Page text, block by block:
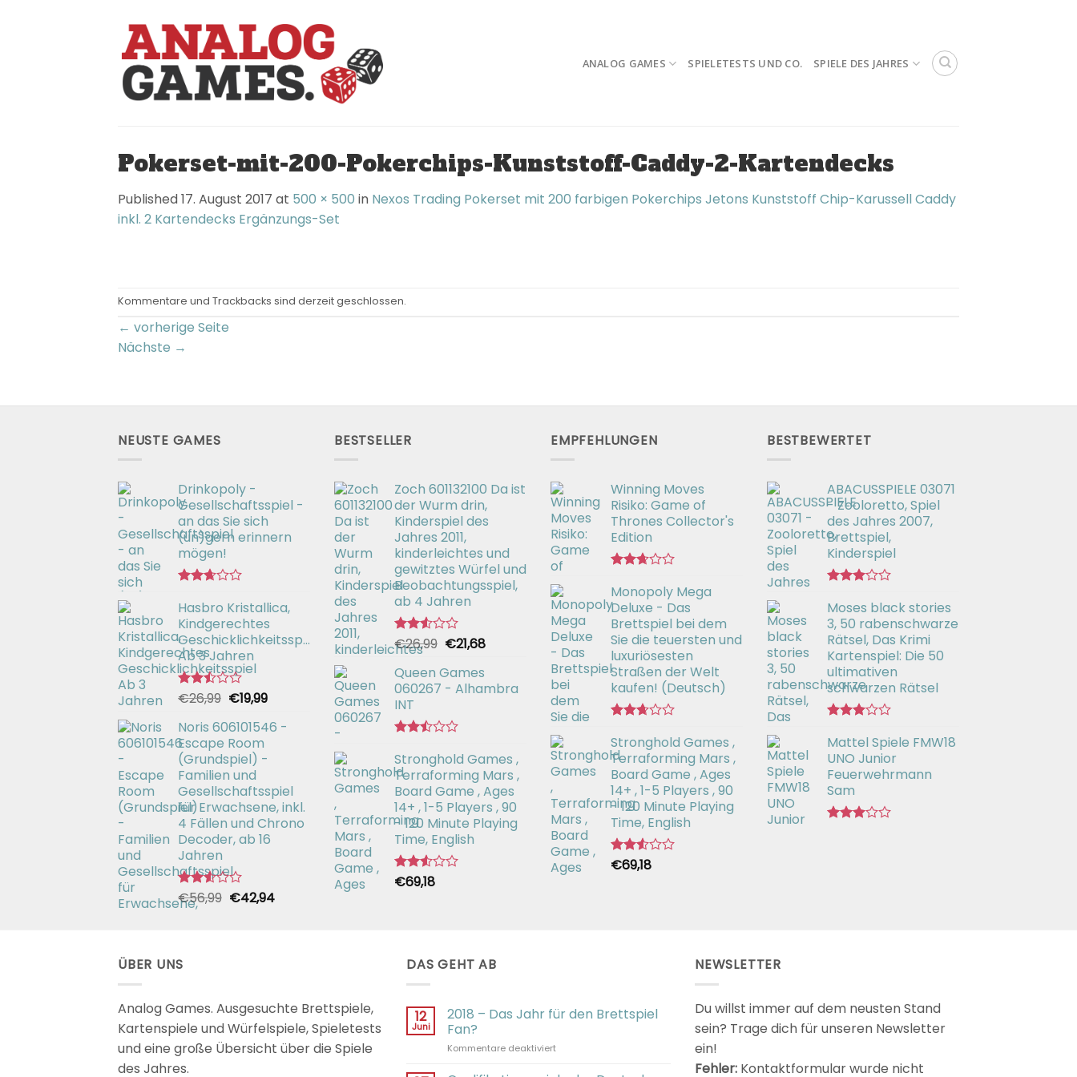
ANALOG GAMES SPIELETESTS UND CO. SPIELE DES JAHRES
Pokerset-mit-200-Pokerchips-Kunststoff-Caddy-2-Kartendecks
Published17. August 2017 at 500 × 500 in Nexos Trading Pokerset mit 200 farbigen Pokerchips Jetons Kunststoff Chip-Karussell Caddy
inkl. 2 Kartendecks Ergänzungs-Set
Kommentare und Trackbacks sind derzeit geschlossen.
← vorherige Seite
Nächste →
NEUSTE GAMES
Drinkopoly -
Gesellschaftsspiel -
an das Sie sich
(un)gern erinnern
mögen!
mit
2.67
von 5
Hasbro Kristallica,
Kindgerechtes
Geschicklichkeitsspiel
Ab 3 Jahren
Bewertet
2.49
von 5
€26,99 Ursprünglicher
war:
€26,99
€19,99Aktueller
ist:
Noris 606101546 -
Escape Room
(Grundspiel) -
Familien und
Gesellschaftsspiel
für Erwachsene, inkl.
4 Fällen und Chrono
Decoder, ab 16
Jahren
Bewertet
mit
€56,99 Ursprünglicher
€42,94Aktueller
BESTSELLER
Zoch 601132100 Da ist
der Wurm drin,
Kinderspiel des
Jahres 2011,
kinderleichtes und
gewitztes Würfel und
Beobachtungsspiel,
ab 4 Jahren
Bewertet
mit
2.52
von 5
€26,99 Ursprünglicher
war:
€26,99
€21,68Aktueller
€21,68.
Queen Games
060267 - Alhambra
INT
mit
2.44
von
5
Stronghold Games ,
Terraforming Mars ,
Board Game , Ages
14+ , 1-5 Players , 90
- 120 Minute Playing
Time, English
Bewertet
€69,18
EMPFEHLUNGEN
Winning Moves
Risiko: Game of
Thrones Collector's
Edition
mit
2.66
von 5
Monopoly Mega
Deluxe - Das
Brettspiel bei dem
Sie die teuersten und
luxuriösesten
Straßen der Welt
kaufen! (Deutsch)
mit
2.64
von 5
Stronghold Games ,
Terraforming Mars ,
Board Game , Ages
14+ , 1-5 Players , 90
- 120 Minute Playing
Time, English
Bewertet
€69,18
BESTBEWERTET
ABACUSSPIELE 03071
- Zooloretto, Spiel
des Jahres 2007,
Brettspiel,
Kinderspiel
mit
3.02
von 5
Moses black stories
3, 50 rabenschwarze
Rätsel, Das Krimi
Kartenspiel: Die 50
ultimativen
schwarzen Rätsel
mit
3.00
von 5
Mattel Spiele FMW18
UNO Junior
Feuerwehrmann
Sam
ÜBER UNS
Analog Games. Ausgesuchte Brettspiele,
Kartenspiele und Würfelspiele, Spieletests
und eine große Übersicht über die Spiele
des Jahres.
DAS GEHT AB
12
Juni
2018 – Das Jahr für den Brettspiel
Fan?
Kommentare deaktiviertfür
–
NEWSLETTER
Du willst immer auf dem neusten Stand
sein? Trage dich für unseren Newsletter
ein!
Fehler: Kontaktformular wurde nicht